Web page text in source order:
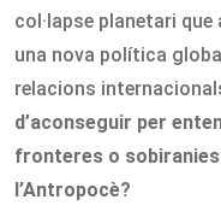
col·lapse planetari
una nova política
relacions
d’aconseguir per
fronteres o sobiranies
l’Antropocè?